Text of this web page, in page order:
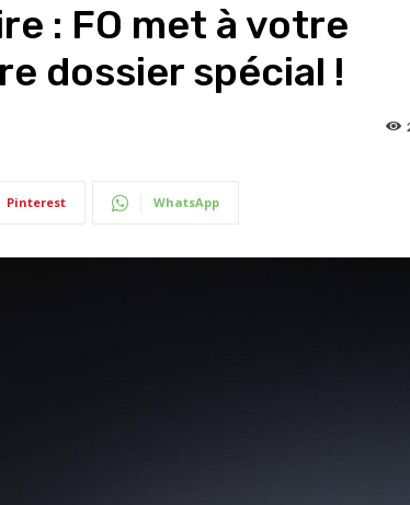
: FO met à votre
dossier spécial !
Pinterest WhatsApp